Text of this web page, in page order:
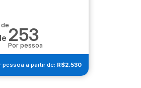
253
Por pessoa
pessoa a partir de: R$2.530